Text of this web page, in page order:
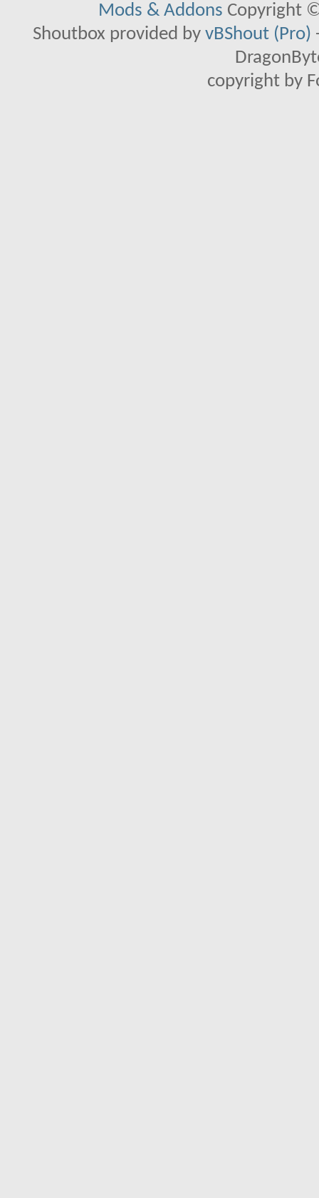
Mods & Addons Copyright
Shoutbox provided by vBShout (Pro)
copyright by